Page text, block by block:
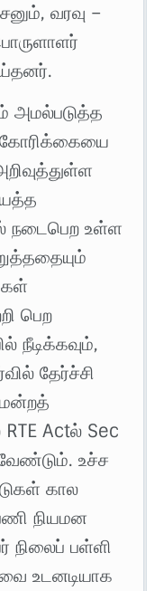
வரவு –
அமல்படுத்த
நடைபெற உள்ள
பெற
நீடிக்கவும்,
தேர்ச்சி
RTE Actல் Sec
உச்ச
கால
நியமன
நிலைப் பள்ளி
உடனடியாக